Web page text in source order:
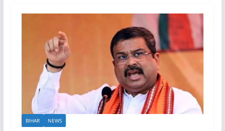
BIHAR NEWS